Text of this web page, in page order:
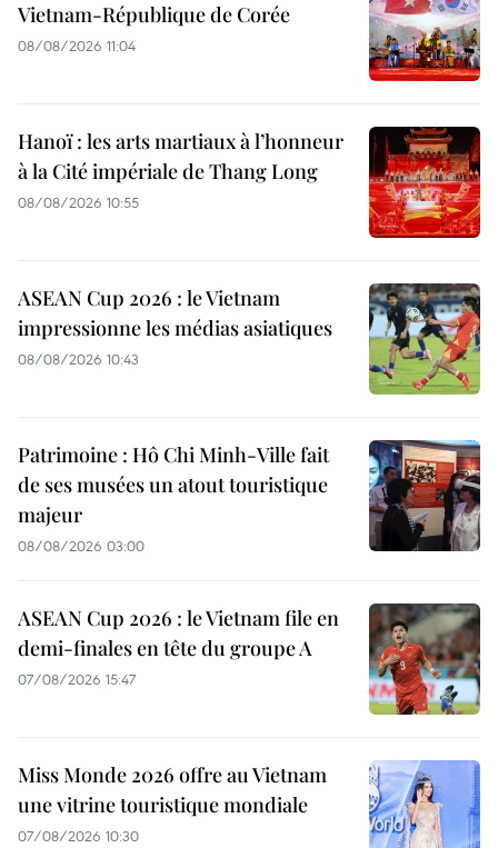
Vietnam-République de Corée
08/08/2026 11:04
Hanoï : les arts martiaux à l’honneur
à la Cité impériale de Thang Long
08/08/2026 10:55
ASEAN Cup 2026 : le Vietnam
impressionne les médias asiatiques
08/08/2026 10:43
Patrimoine : Hô Chi Minh-Ville fait
de ses musées un atout touristique
majeur
08/08/2026 03:00
ASEAN Cup 2026 : le Vietnam file en
demi-finales en tête du groupe A
07/08/2026 15:47
Miss Monde 2026 offre au Vietnam
une vitrine touristique mondiale
07/08/2026 10:30